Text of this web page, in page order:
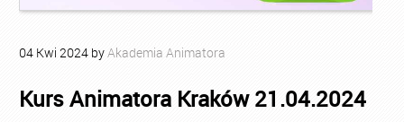
04 Kwi 2024 byAkademia Animatora
Kurs Animatora Kraków 21.04.2024